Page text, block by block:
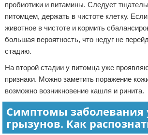
пробиотики и витамины. Следует
питомцем, держать в чистоте клетку.
животное в чистоте и кормить
большая вероятность, что недуг не
стадию.
На второй стадии у питомца уже
признаки. Можно заметить поражение
возможно возникновение кашля и ринита.
Симптомы заболевания
грызунов. Как